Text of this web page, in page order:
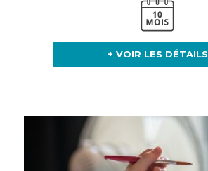
+ VOIR LES DÉTAILS